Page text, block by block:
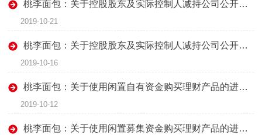
桃李面包：关于控股股东及实际控制人减持公司公开发行可转换公司债券的公告
2019-10-21
桃李面包：关于控股股东及实际控制人减持公司公开发行可转换公司债券的公告
2019-10-16
桃李面包：关于使用闲置自有资金购买理财产品的进展公告
2019-10-12
桃李面包：关于使用闲置募集资金购买理财产品的进展公告